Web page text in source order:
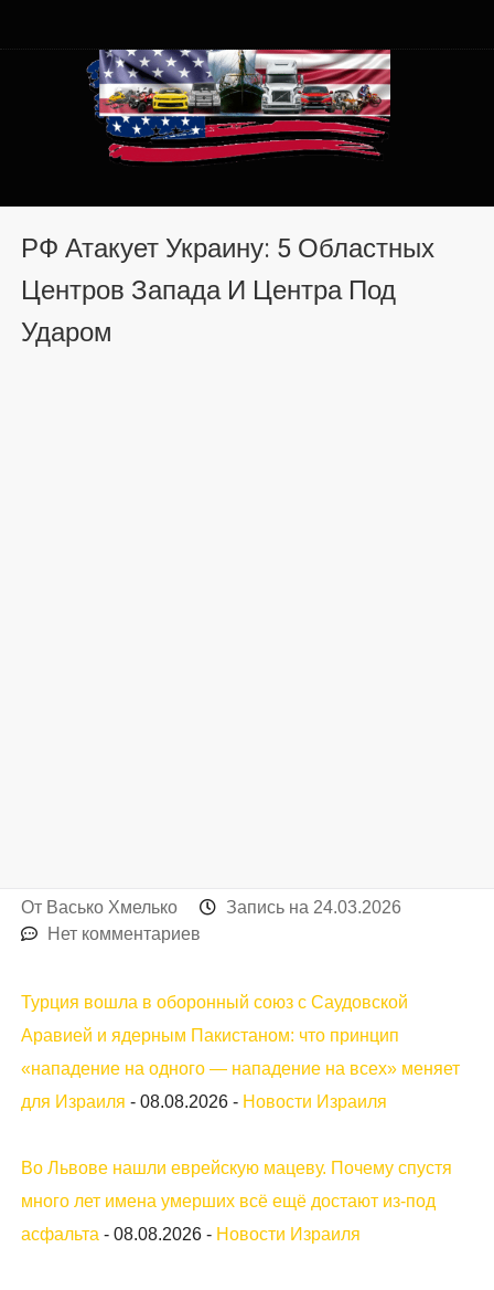
Хмельницком от auto.km.ua
РФ Атакует Украину: 5 Областных
Центров Запада И Центра Под
Ударом
От Васько Хмелько Запись на 24.03.2026
Нет комментариев
Турция вошла в оборонный союз с Саудовской
Аравией и ядерным Пакистаном: что принцип
«нападение на одного — нападение на всех» меняет
для Израиля -08.08.2026 - Новости Израиля
Во Львове нашли еврейскую мацеву. Почему спустя
много лет имена умерших всё ещё достают из-под
асфальта -08.08.2026 - Новости Израиля